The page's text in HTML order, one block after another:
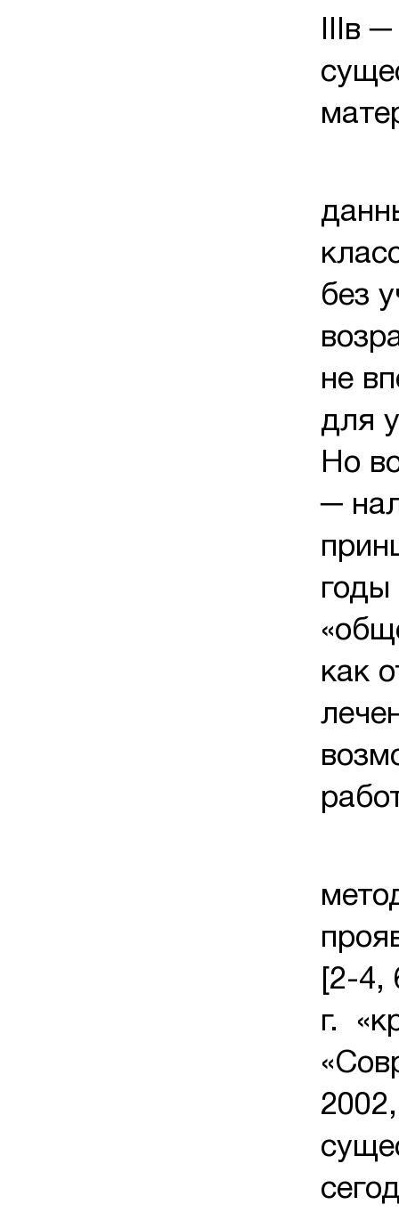
IIIв
без
не
для
Но
─
годы
как
[2-4,
г.